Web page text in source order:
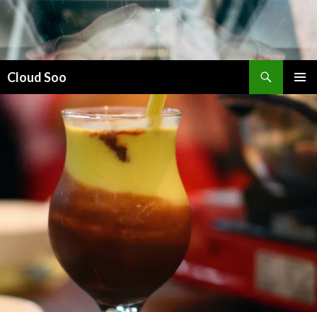
Cloud Soo
索
主菜单
至
正